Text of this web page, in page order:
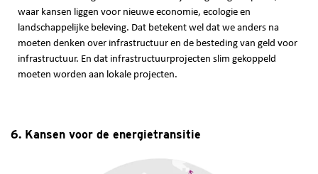
waar kansen liggen voor nieuwe economie, ecologie en
landschappelijke beleving. Dat betekent wel dat we anders na
moeten denken over infrastructuur en de besteding van geld voor
infrastructuur. En dat infrastructuurprojecten slim gekoppeld
moeten worden aan lokale projecten.
6. Kansen voor de energietransitie